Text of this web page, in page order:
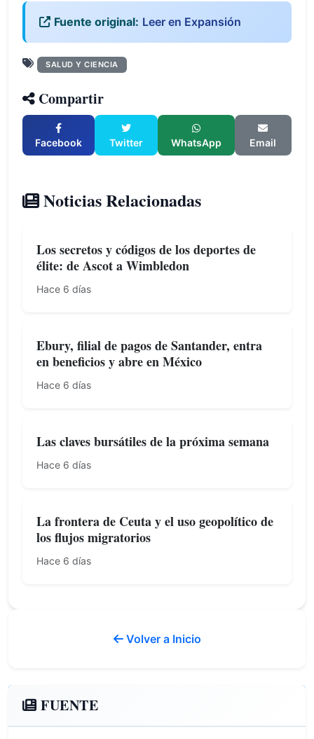
Fuente original: Leer en Expansión
SALUD Y CIENCIA
Compartir
Facebook Twitter WhatsApp Email
Noticias Relacionadas
Los secretos y códigos de los deportes de
élite: de Ascot a Wimbledon
Hace 6 días
Ebury, filial de pagos de Santander, entra
en beneficios y abre en México
Hace 6 días
Las claves bursátiles de la próxima semana
Hace 6 días
La frontera de Ceuta y el uso geopolítico de
los flujos migratorios
Hace 6 días
Volver a Inicio
FUENTE